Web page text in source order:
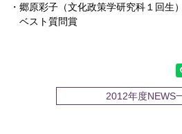
・郷原彩子（文化政策学研究科１回生）
ベスト質問賞
2012年度NEWS